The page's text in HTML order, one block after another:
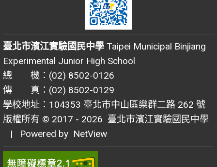
臺北市濱江實驗國民中學 Taipei Municipal Binjiang
Experimental Junior High School
總 機：(02) 8502-0126
傳 真：(02) 8502-0129
學校地址：104353 臺北市中山區樂群二路 262 號
版權所有 © 2017 - 2026 臺北市濱江實驗國民中學
| Powered by NetView